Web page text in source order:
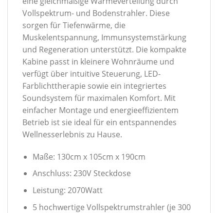
Vollspektrum- und Bodenstrahler. Diese
sorgen für Tiefenwärme, die
Muskelentspannung, Immunsystemstärkung
und Regeneration unterstützt. Die kompakte
Kabine passt in kleinere Wohnräume und
verfügt über intuitive Steuerung, LED-
Farblichttherapie sowie ein integriertes
Soundsystem für maximalen Komfort. Mit
einfacher Montage und energieeffizientem
Betrieb ist sie ideal für ein entspannendes
Wellnesserlebnis zu Hause.
Maße: 130cm x 105cm x 190cm
Anschluss: 230V Steckdose
Leistung: 2070Watt
5 hochwertige Vollspektrumstrahler (je 300